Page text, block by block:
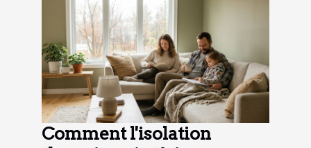
Comment l'isolation